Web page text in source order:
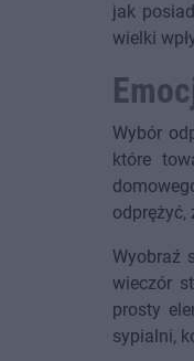
jak
wielki
Wybór
które
odprężyć,
Wyobraź
wieczór
prosty
sypialni,